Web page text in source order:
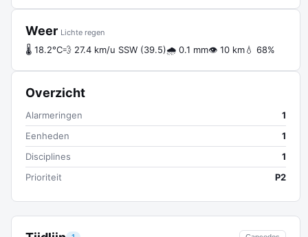
Weer Lichte regen
🌡 18.2°C💨 27.4 km/u SSW (39.5)🌧 0.1 mm👁 10 km💧 68%
Overzicht
Alarmeringen
1
Eenheden
1
Disciplines
1
Prioriteit
P2